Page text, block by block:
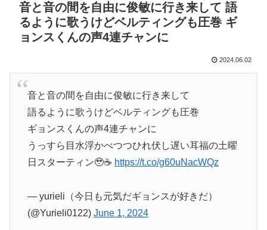
音と音の間を自由に俊敏に行き来して 語
るように歌うけどベルティングも圧巻 ギ
ョンスくんの声4連チャンに
2024.06.02
音と音の間を自由に俊敏に行き来して
語るように歌うけどベルティングも圧巻
ギョンスくんの声4連チャンに
うっすら目水浮かべつつひれ伏し遅い耳福の土曜
日スターティン🥹☕️ https://t.co/g60uNacWQz
— yurieli（今日も元気だギョンスが好きだ）
(@Yurieli0122) June 1, 2024